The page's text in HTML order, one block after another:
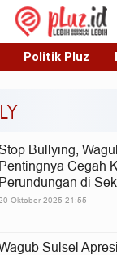
Politik Pluz
Bullying,
Pentingnya Cegah
Perundungan di
Oktober 2025 21:55
Sulsel